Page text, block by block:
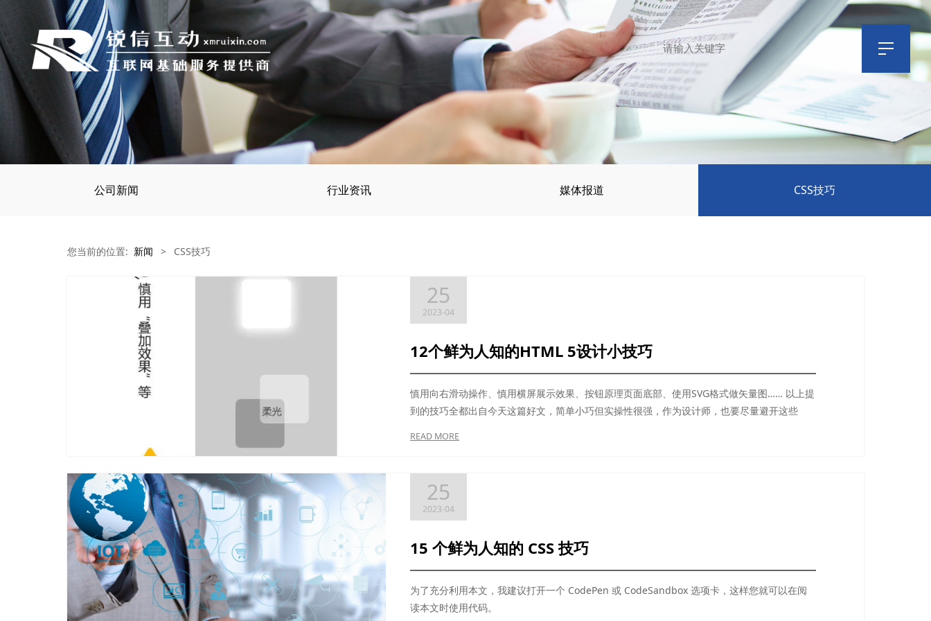
公司新闻 行业资讯 媒体报道 CSS技巧
您当前的位置: 新闻 > CSS技巧
25
2023-04
12个鲜为人知的HTML 5设计小技巧
慎用向右滑动操作、慎用横屏展示效果、按钮原理页面底部、使用SVG格式做矢量图…… 以上提
到的技巧全都出自今天这篇好文，简单小巧但实操性很强，作为设计师，也要尽量避开这些
READ MORE
25
2023-04
15 个鲜为人知的 CSS 技巧
为了充分利用本文，我建议打开一个 CodePen 或 CodeSandbox 选项卡，这样您就可以在阅
读本文时使用代码。